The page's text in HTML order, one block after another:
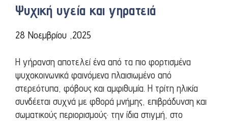
Ψυχική υγεία και γηρατειά
28 Νοεμβρίου ,2025
Η γήρανση αποτελεί ένα από τα πιο φορτισμένα
ψυχοκοινωνικά φαινόμενα πλαισιωμένο από
στερεότυπα, φόβους και αμφιθυμία. Η τρίτη ηλικία
συνδέεται συχνά με φθορά μνήμης, επιβράδυνση και
σωματικούς περιορισμούς· την ίδια στιγμή, στο